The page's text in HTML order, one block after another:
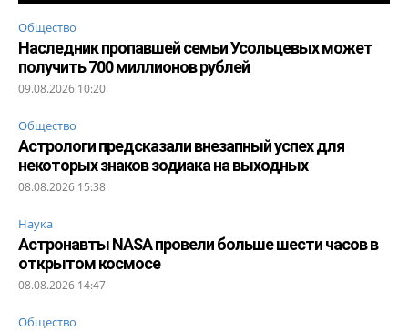
Общество
Наследник пропавшей семьи Усольцевых может
получить 700 миллионов рублей
09.08.2026 10:20
Общество
Астрологи предсказали внезапный успех для
некоторых знаков зодиака на выходных
08.08.2026 15:38
Наука
Астронавты NASA провели больше шести часов в
открытом космосе
08.08.2026 14:47
Общество